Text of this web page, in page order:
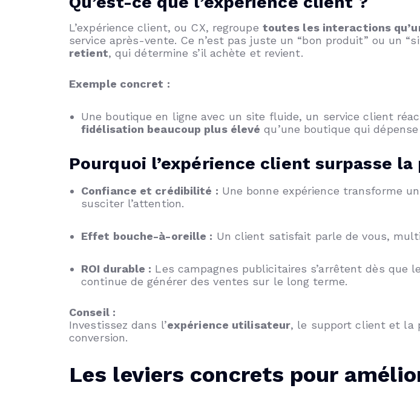
L’expérience client, ou CX, regroupe toutes les interactions
service après-vente. Ce n’est pas juste un “bon produit” ou un
retient, qui détermine s’il achète et revient.
Exemple concret :
Une boutique en ligne avec un site fluide, un service client
fidélisation beaucoup plus élevé qu’une boutique qui
Pourquoi l’expérience client surpasse la
Confiance et crédibilité : Une bonne expérience transforme
susciter l’attention.
Effet bouche-à-oreille : Un client satisfait parle de vous,
ROI durable : Les campagnes publicitaires s’arrêtent dès que
continue de générer des ventes sur le long terme.
Conseil :
Investissez dans l’expérience utilisateur, le support client et la
conversion.
Les leviers concrets pour